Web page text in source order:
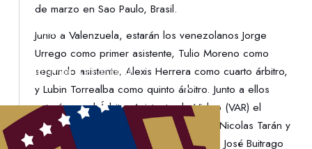
DENUNCIAS
PROTECCIÓN DE LA INFANCIA
de marzo en Sao Paulo, Brasil.
Junto a Valenzuela, estarán los venezolanos Jorge
Urrego como primer asistente, Tulio Moreno como
segundo asistente, Alexis Herrera como cuarto árbitro,
y Lubin Torrealba como quinto árbitro. Junto a ellos
estarán en el Árbitro Asistente de Video (VAR) el
argentino German Delfino, el uruguayo Nicolas Tarán y
el chileno Julio Bascuñán. El colombiano José Buitrago